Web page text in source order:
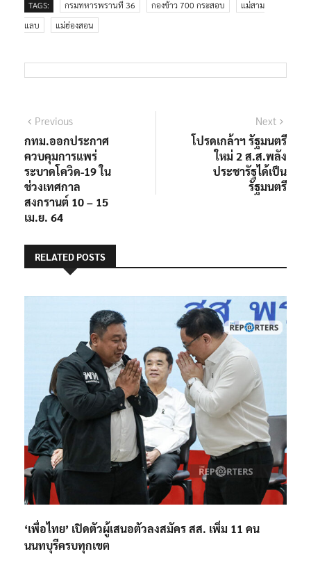
TAGS: กรมทหารพรานที่ 36 กองข้าว 700 กระสอบ
แม่สาม
แลบ
แม่ฮ่องสอน
แนะแนว
เรื่อง
PreviousPrevious
post:
กทม.ออกประกาศ
ควบคุมการแพร่
ระบาดโควิด-19 ใน
ช่วงเทศกาล
สงกรานต์ 10 – 15
เม.ย. 64
Next
post:
โปรดเกล้าฯ รัฐมนตรี
ใหม่ 2 ส.ส.พลัง
ประชารัฐได้เป็น
รัฐมนตรี
RELATED POSTS
‘เพื่อไทย’ เปิดตัวผู้เสนอตัวลงสมัคร สส. เพิ่ม 11 คน
นนทบุรีครบทุกเขต